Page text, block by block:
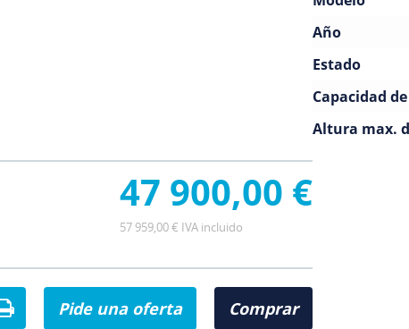
Año
Estado
Capacidad
Altura max.
47 900,00 €
57 959,00 € IVA incluido
Comprar
Pide una oferta